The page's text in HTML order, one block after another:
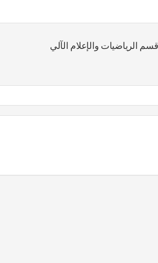
الرياضيات والإعلام الآلي